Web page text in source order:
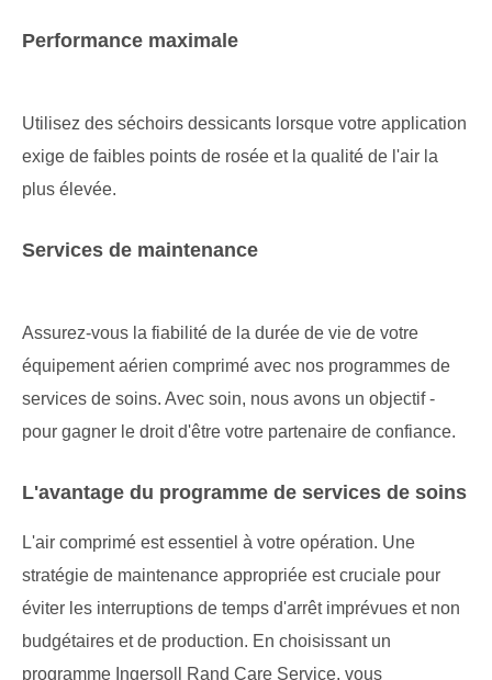
Performance maximale
Utilisez des séchoirs dessicants lorsque votre application
exige de faibles points de rosée et la qualité de l'air la
plus élevée.
Services de maintenance
Assurez-vous la fiabilité de la durée de vie de votre
équipement aérien comprimé avec nos programmes de
services de soins. Avec soin, nous avons un objectif -
pour gagner le droit d'être votre partenaire de confiance.
L'avantage du programme de services de soins
L'air comprimé est essentiel à votre opération. Une
stratégie de maintenance appropriée est cruciale pour
éviter les interruptions de temps d'arrêt imprévues et non
budgétaires et de production. En choisissant un
programme Ingersoll Rand Care Service, vous